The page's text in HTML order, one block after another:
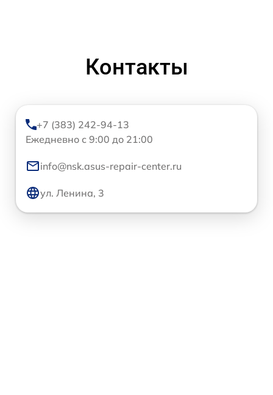
Контакты
+7 (383) 242-94-13
Ежедневно с 9:00 до 21:00
info@nsk.asus-repair-center.ru
ул. Ленина, 3